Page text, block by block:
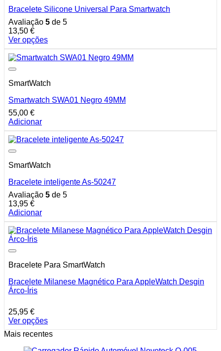
options
may
be
chosen
on
the
product
page
Bracelete Silicone Universal Para Smartwatch
Avaliação 5 de 5
13,50 €
Ver opções
This
product
has
variants.
options
may
be
chosen
on
the
product
page
SmartWatch
Smartwatch SWA01 Negro 49MM
55,00 €
Adicionar
SmartWatch
Bracelete inteligente As-50247
Avaliação 5 de 5
13,95 €
Adicionar
Bracelete Para SmartWatch
Bracelete Milanese Magnético Para AppleWatch Desgin
Árco-Íris
25,95 €
Ver opções
This
product
Mais recentes